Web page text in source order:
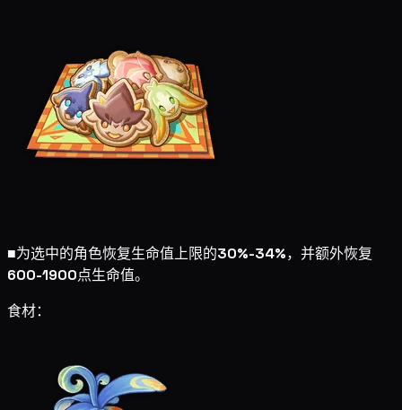
■为选中的角色恢复生命值上限的30%-34%，并额外恢复
600-1900点生命值。
食材：